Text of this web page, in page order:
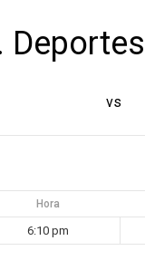
vs
Hora
6:10 pm